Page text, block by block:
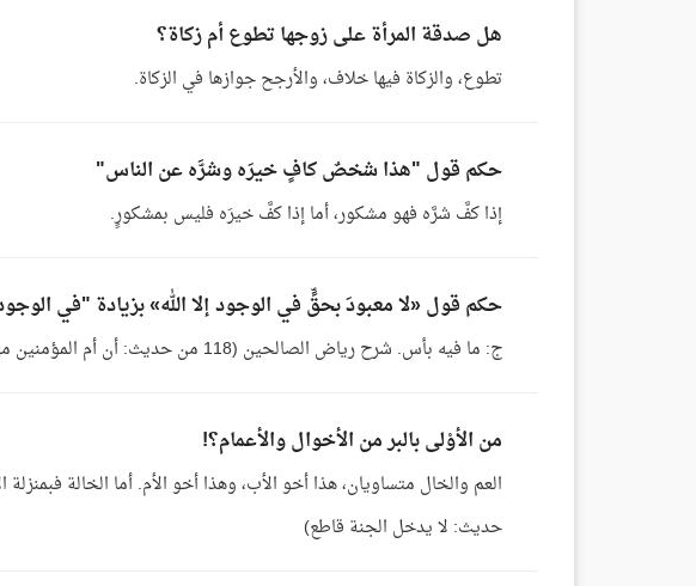
هل صدقة المرأة على زوجها تطوع أم زكاة؟
تطوع، والزكاة فيها خلاف، والأرجح جوازها في الزكاة.
حكم قول "هذا شخصٌ كافٍ خيرَه وشرَّه عن الناس"
إذا كفَّ شرَّه فهو مشكور، أما إذا كفَّ خيرَه فليس بمشكورٍ.
حكم قول «لا معبودَ بحقٍّ في الوجود إلا الله» بزيادة "في
ج: ما فيه بأس. شرح رياض الصالحين (118 من حديث: أن أم المؤمنين ميمونة بنت الحارث أعتقت وليدة..)
من الأوْلى بالبر من الأخوال والأعمام؟!
حديث: لا يدخل الجنة قاطع)